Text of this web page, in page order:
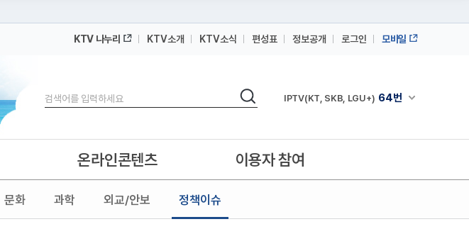
KTV 나누리 KTV소개 KTV소식 편성표 정보공개 로그인 모바일
검색
검색 채널안내 펼쳐
IPTV(KT, SKB, LGU+) 64번
IPTV(KT, SKB, LGU+)
문화 과학 외교/안보 정책이슈
온라인콘텐츠 이용자 참여